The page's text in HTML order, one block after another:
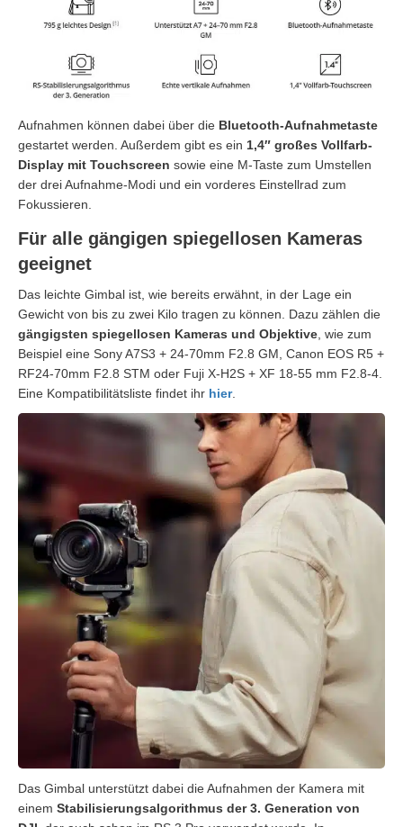
Aufnahmen können dabei über die Bluetooth-Aufnahmetaste
gestartet werden. Außerdem gibt es ein 1,4″ großes Vollfarb-
Display mit Touchscreen sowie eine M-Taste zum Umstellen
der drei Aufnahme-Modi und ein vorderes Einstellrad zum
Fokussieren.
Für alle gängigen spiegellosen Kameras
geeignet
Das leichte Gimbal ist, wie bereits erwähnt, in der Lage ein
Gewicht von bis zu zwei Kilo tragen zu können. Dazu zählen die
gängigsten spiegellosen Kameras und Objektive, wie zum
Beispiel eine Sony A7S3 + 24-70mm F2.8 GM, Canon EOS R5 +
RF24-70mm F2.8 STM oder Fuji X-H2S + XF 18-55 mm F2.8-4.
Eine Kompatibilitätsliste findet ihr hier.
Das Gimbal unterstützt dabei die Aufnahmen der Kamera mit
einem Stabilisierungsalgorithmus der 3. Generation von